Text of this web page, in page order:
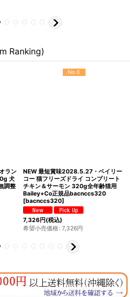
Ranking)
ラン
犬
調整
No.6
NEW 最短賞味2028.5.27・ベイリー
コー 猫フリーズドライ コンプリート
チキン＆サーモン 320g全年齢猫用
Bailey+Co正規品bacnccs320
[bacnccs320]
7,326円(税込)
希望小売価格: 7,326円